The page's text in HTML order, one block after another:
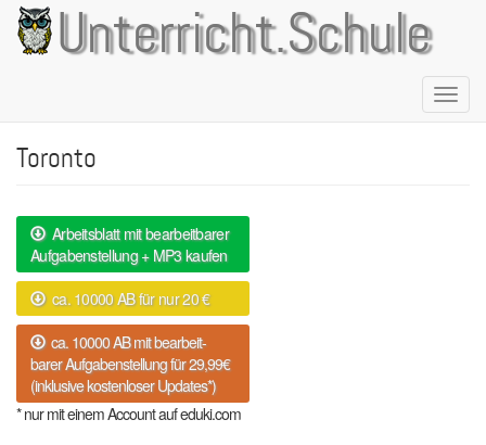
Direkt
zum
Inhalt
Unterricht.Schule
Toronto
Arbeitsblatt mit bearbeitbarer
Aufgabenstellung + MP3 kaufen
ca. 10000 AB für nur 20 €
ca. 10000 AB mit bearbeit-
barer Aufgabenstellung für 29,99€
(inklusive kostenloser Updates*)
* nur mit einem Account auf eduki.com